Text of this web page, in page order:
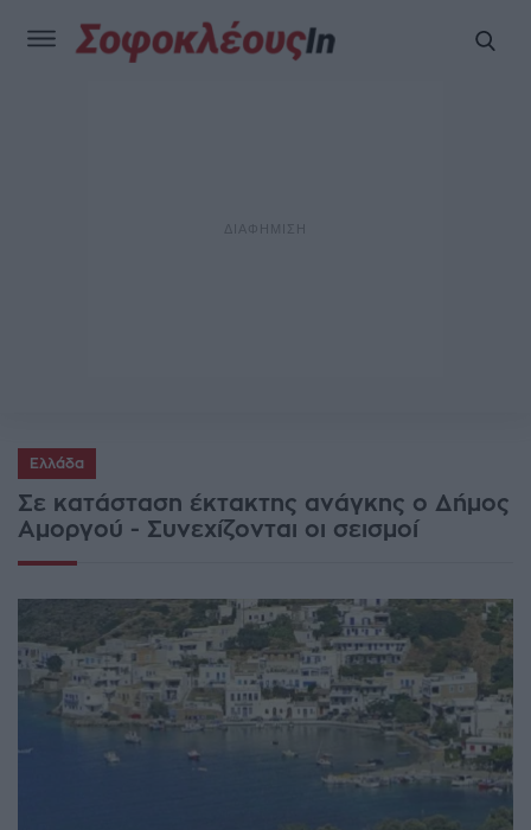
Ελλάδα
Σε κατάσταση έκτακτης ανάγκης ο Δήμος
Αμοργού - Συνεχίζονται οι σεισμοί